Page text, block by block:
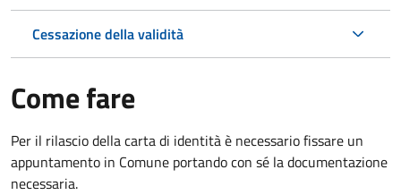
Cessazione della validità
Come fare
Per il rilascio della carta di identità è necessario fissare un
appuntamento in Comune portando con sé la documentazione
necessaria.